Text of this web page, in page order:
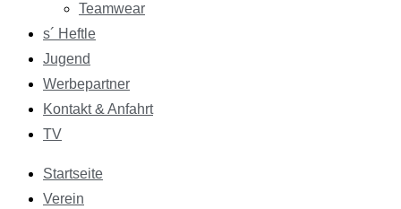
Teamwear
s´ Heftle
Jugend
Werbepartner
Kontakt & Anfahrt
TV
Startseite
Verein